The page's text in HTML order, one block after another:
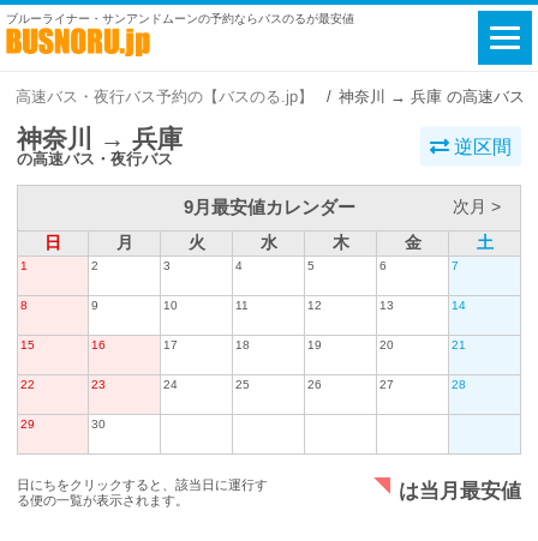
ブルーライナー・サンアンドムーンの予約ならバスのるが最安値
高速バス・夜行バス予約の【バスのる.jp】 神奈川 → 兵庫 の高速バス
神奈川 → 兵庫
の高速バス・夜行バス
逆区間
9月最安値カレンダー
次月 >
日
月 火 水 木 金 土
1 2 3 4 5 6 7
8 9 10 11 12 13 14
15 16 17 18 19 20 21
22 23 24 25 26 27 28
29 30
日にちをクリックすると、該当日に運行す
る便の一覧が表示されます。
は当月最安値